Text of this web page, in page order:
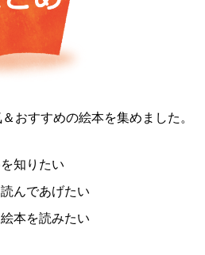
おすすめの絵本を集めました。
知りたい
んであげたい
本を読みたい